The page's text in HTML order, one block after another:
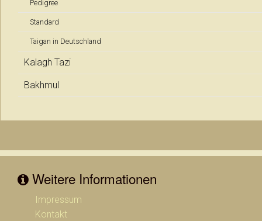
Pedigree
Standard
Taigan in Deutschland
Kalagh Tazi
Bakhmul
Weitere Informationen
Impressum
Kontakt